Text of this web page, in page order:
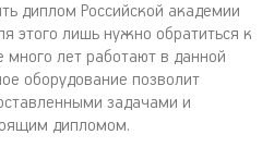
диплом Российской академии
этого лишь нужно обратиться к
лет работают в данной
оборудование позволит
задачами и
дипломом.